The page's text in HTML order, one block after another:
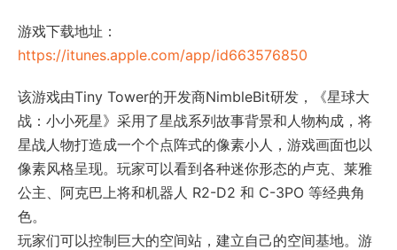
游戏下载地址：
https://itunes.apple.com/app/id663576850
该游戏由Tiny Tower的开发商NimbleBit研发，《星球大
战：小小死星》采用了星战系列故事背景和人物构成，将
星战人物打造成一个个点阵式的像素小人，游戏画面也以
像素风格呈现。玩家可以看到各种迷你形态的卢克、莱雅
公主、阿克巴上将和机器人 R2-D2 和 C-3PO 等经典角
色。
玩家们可以控制巨大的空间站，建立自己的空间基地。游